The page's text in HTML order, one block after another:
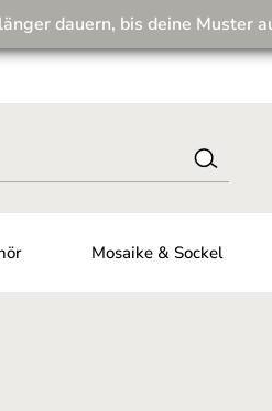
fit für die Zukunft! 💪
dauern, bis deine Muster
Mosaike & Sockel